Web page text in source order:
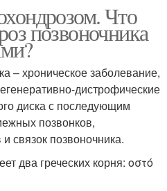
Что
позвоночника
– хроническое заболевание,
дистрофические
диска с последующим
позвонков,
связок позвоночника.
два греческих корня: οστό